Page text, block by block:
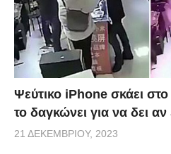
Ψεύτικο iPhone σκάει
το δαγκώνει για να δει αν
21 ΔΕΚΕΜΒΡΊΟΥ, 2023